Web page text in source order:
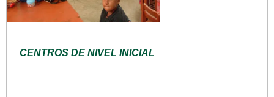
CENTROS DE NIVEL INICIAL